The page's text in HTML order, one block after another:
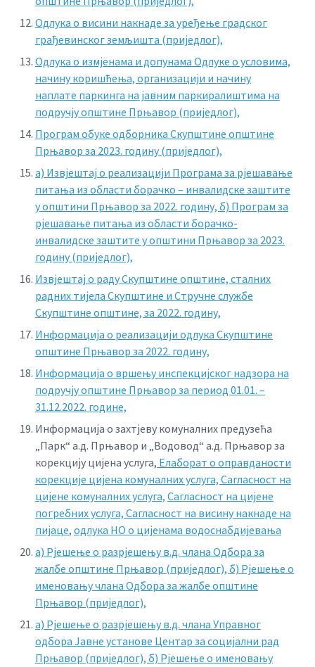
Одлука о висини накнаде за уређење градског
грађевинског земљишта (приједлог),
Одлука о измјенама и допунама Одлуке о условима,
начину коришћења, организацији и начину
наплате паркинга на јавним паркиралиштима на
подручју општине Прњавор (приједлог),
Програм обуке одборника Скупштине општине
Прњавор за 2023. годину (приједлог),
а) Извјештај о реализацији Програма за рјешавање
питања из области борачко – инвалидске заштите
у општини Прњавор за 2022. годину, б) Програм за
рјешавање питања из области борачко-
инвалидске заштите у општини Прњавор за 2023.
годину (приједлог),
Извјештај о раду Скупштине општине, сталних
радних тијела Скупштине и Стручне службе
Скупштине општине, за 2022. годину,
Информација о реализацији одлука Скупштине
општине Прњавор за 2022. годину,
Информација о вршењу инспекцијског надзора на
подручју општине Прњавор за период 01.01. –
31.12.2022. године,
Информација о захтјеву комуналних предузећа
„Парк“ а.д. Прњавор и „Водовод“ а.д. Прњавор за
корекцију цијена услуга, Елаборат о оправданости
корекције цијена комуналних услуга, Сагласност на
цијене комуналних услуга, Сагласност на цијене
погребних услуга, Сагласност на висину накнаде на
пијаце, одлука НО о цијенама водоснабдијевања
а) Рјешење о разрјешењу в.д. члана Одбора за
жалбе општине Прњавор (приједлог), б) Рјешење о
именовању члана Одбора за жалбе општине
Прњавор (приједлог),
а) Рјешење о разрјешењу в.д. члана Управног
одбора Јавне установе Центар за социјални рад
Прњавор (приједлог), б) Рјешење о именовању